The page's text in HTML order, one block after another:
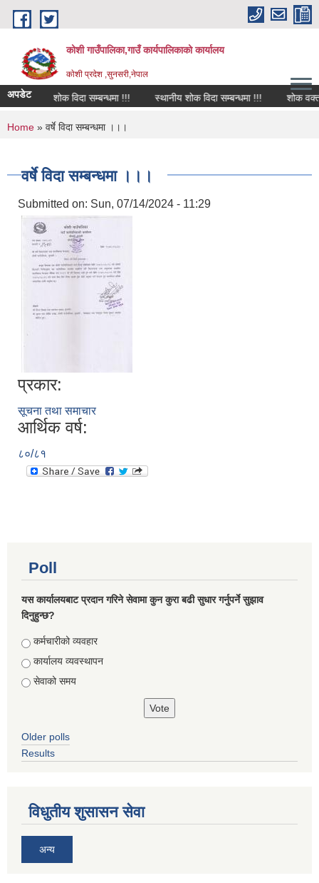
Skip to main content
कोशी गाउँपालिका,गाउँ कार्यपालिकाको कार्यालय
काेशी प्रदेश ,सुनसरी,नेपाल
अपडेट शोक विदा सम्बन्धमा !!! स्थानीय शोक विदा सम्बन्धमा !!! शोक वक्तव्य
You are here
Home » वर्षे विदा सम्बन्धमा ।।।
वर्षे विदा सम्बन्धमा ।।।
Submitted on: Sun, 07/14/2024 - 11:29
प्रकार:
सूचना तथा समाचार
आर्थिक वर्ष:
८०/८१
Poll
यस कार्यालयबाट प्रदान गरिने सेवामा कुन कुरा बढी सुधार गर्नुपर्ने सुझाव
दिनुहुन्छ?
Choices
कर्मचारीको व्यवहार
कार्यालय व्यवस्थापन
सेवाको समय
Older polls
Results
विधुतीय शुसासन सेवा
अन्य